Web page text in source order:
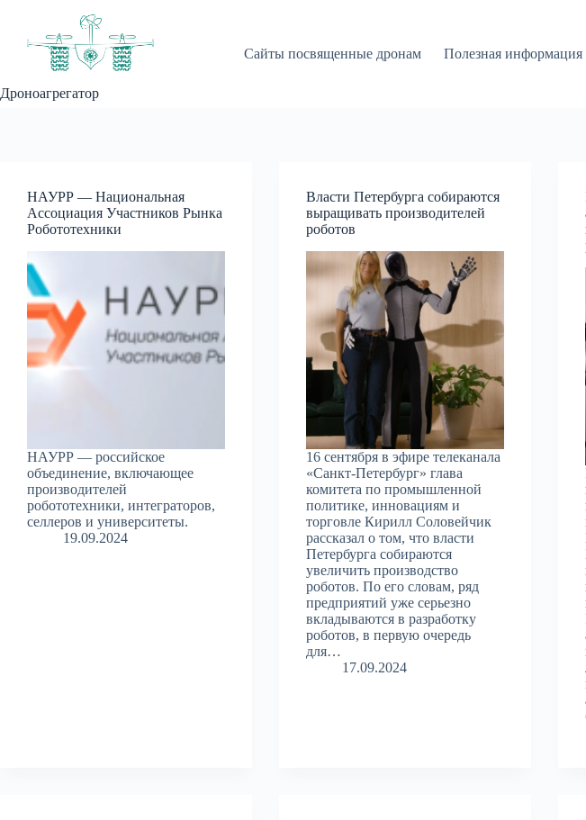
Дроноагрегатор
Сайты посвященные дронам Полезная информация
НАУРР — Национальная
Ассоциация Участников Рынка
Робототехники
НАУРР — российское
объединение, включающее
производителей
робототехники, интеграторов,
селлеров и университеты.
19.09.2024
Власти Петербурга собираются
выращивать производителей
роботов
16 сентября в эфире телеканала
«Санкт-Петербург» глава
комитета по промышленной
политике, инновациям и
торговле Кирилл Соловейчик
рассказал о том, что власти
Петербурга собираются
увеличить производство
роботов. По его словам, ряд
предприятий уже серьезно
вкладываются в разработку
роботов, в первую очередь
для…
17.09.2024